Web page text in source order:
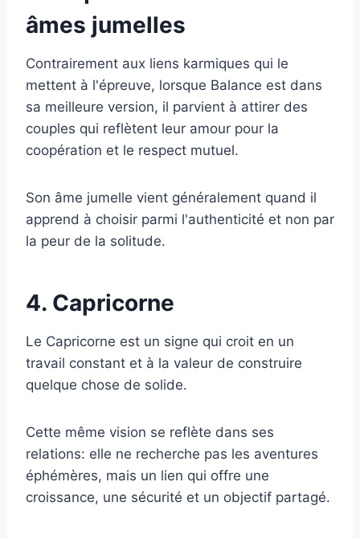
âmes jumelles
Contrairement aux liens karmiques qui le
mettent à l'épreuve, lorsque Balance est dans
sa meilleure version, il parvient à attirer des
couples qui reflètent leur amour pour la
coopération et le respect mutuel.
Son âme jumelle vient généralement quand il
apprend à choisir parmi l'authenticité et non par
la peur de la solitude.
4. Capricorne
Le Capricorne est un signe qui croit en un
travail constant et à la valeur de construire
quelque chose de solide.
Cette même vision se reflète dans ses
relations: elle ne recherche pas les aventures
éphémères, mais un lien qui offre une
croissance, une sécurité et un objectif partagé.